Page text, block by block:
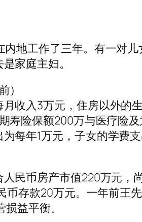
地工作了三年。有一对
家庭主妇。
）
收入3万元，住房以外的
寿险保额200万与医疗险
每年1万元，子女的学费
民币房产市值220万元，
存款20万元。一年前王
益平衡。